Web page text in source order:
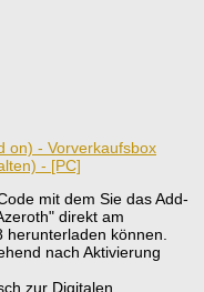
on) - Vorverkaufsbox
- [PC]
mit dem Sie das Add-
direkt am
können.
nach Aktivierung
zur Digitalen